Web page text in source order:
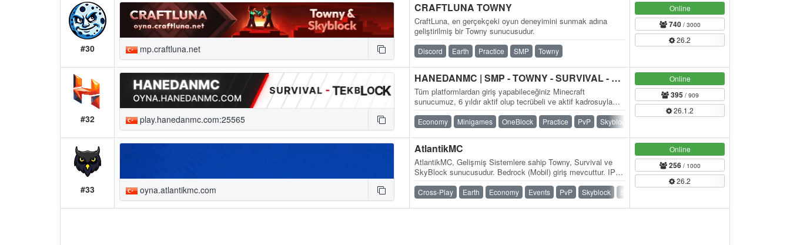
#30 mp.craftluna.net
CRAFTLUNA TOWNY
CraftLuna, en gerçekçeki oyun deneyimini sunmak adına
geliştirilmiş bir Towny sunucusudur.
Discord Earth Practice SMP Towny
Online
740/ 3000
26.2
#32 play.hanedanmc.com:25565
HANEDANMC | SMP - TOWNY - SURVIVAL - TEKBLOCK - SKYBLOCK
Tüm platformlardan giriş yapabileceğiniz Minecraft
sunucumuz, 6 yıldır aktif olup tecrübeli ve aktif kadrosuyla
güven vermeye devam ediyor. Sizleri…
Economy Minigames OneBlock Practice PvP Skyblock
Online
395/ 909
26.1.2
#33 oyna.atlantikmc.com
AtlantikMC
AtlantikMC, Gelişmiş Sistemlere sahip Towny, Survival ve
SkyBlock sunucusudur. Bedrock (Mobil) giriş mevcuttur. IP:
oyna.atlantikmc.com WebSite: /…
Cross-Play Earth Economy Events PvP Skyblock Survival
Online
256/ 1000
26.2